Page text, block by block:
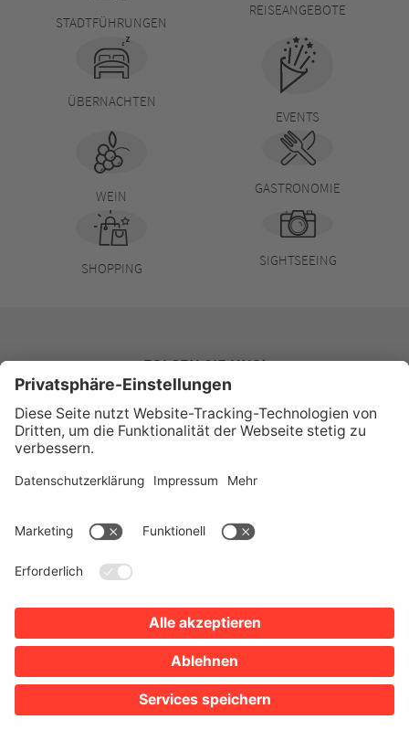
STADTFÜHRUNGEN
REISEANGEBOTE
ÜBERNACHTEN
EVENTS
WEIN GASTRONOMIE
SHOPPING SIGHTSEEING
FOLGEN SIE UNS!
HEILBRONN MARKETING GMBH
Kirchbrunnenstraße 3 · 74072 Heilbronn
info@heilbronn-marketing.de